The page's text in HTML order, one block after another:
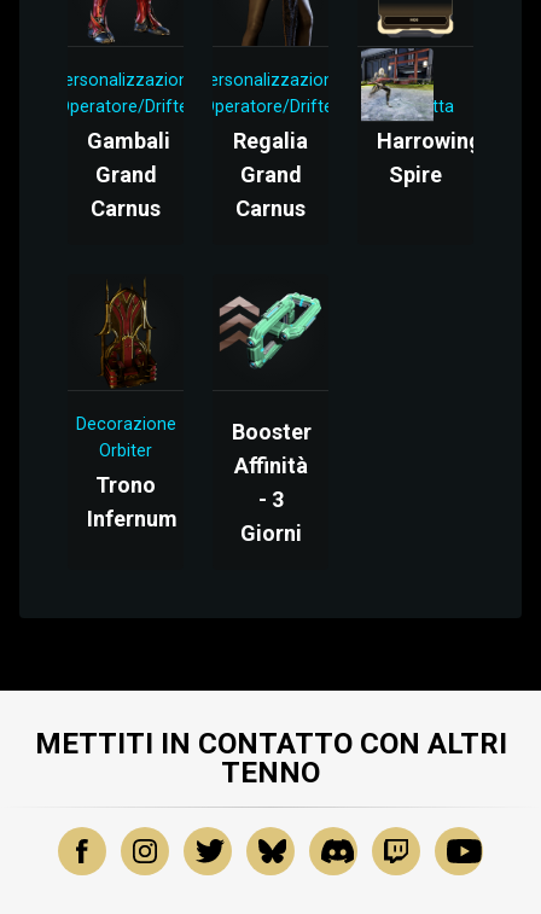
Personalizzazione
Operatore/Drifter
Gambali
Grand
Carnus
Personalizzazione
Operatore/Drifter
Regalia
Grand
Carnus
Mod
Baionetta
Harrowing
Spire
Decorazione
Orbiter
Trono
Infernum
Booster
Affinità
- 3
Giorni
METTITI IN CONTATTO CON ALTRI
TENNO